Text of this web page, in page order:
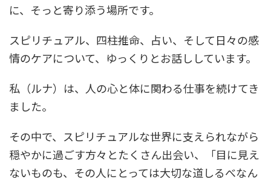
に、そっと寄り添う場所です。
スピリチュアル、四柱推命、占い、そして日々の感
情のケアについて、ゆっくりとお話ししています。
私（ルナ）は、人の心と体に関わる仕事を続けてき
ました。
その中で、スピリチュアルな世界に支えられながら
穏やかに過ごす方々とたくさん出会い、「目に見え
ないものも、その人にとっては大切な道しるべなん